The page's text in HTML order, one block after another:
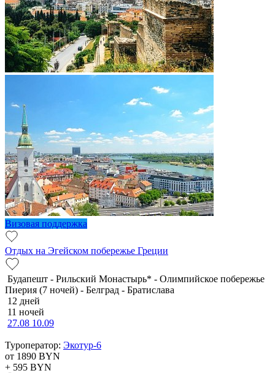
Визовая поддержка
Отдых на Эгейском побережье Греции
Будапешт - Рильский Монастырь* - Олимпийское побережье
Пиерия (7 ночей) - Белград - Братислава
12 дней
11 ночей
27.08 10.09
Туроператор: Экотур-6
от 1890 BYN
+ 595 BYN